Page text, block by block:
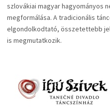
szlovákiai magyar hagyományos
megformálása. A tradicionális
elgondolkodtató, összetettebb
is megmutatkozik.